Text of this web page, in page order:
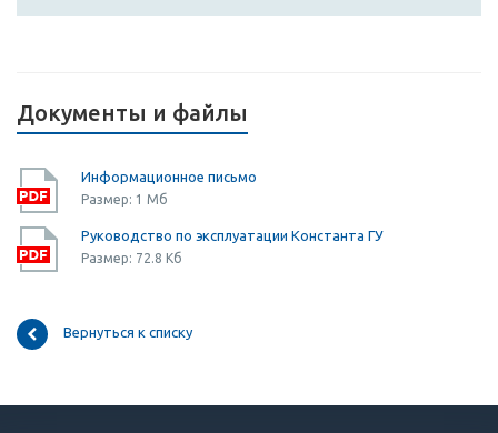
Документы и файлы
Информационное письмо
Размер: 1 Мб
Руководство по эксплуатации Константа ГУ
Размер: 72.8 Кб
Вернуться к списку